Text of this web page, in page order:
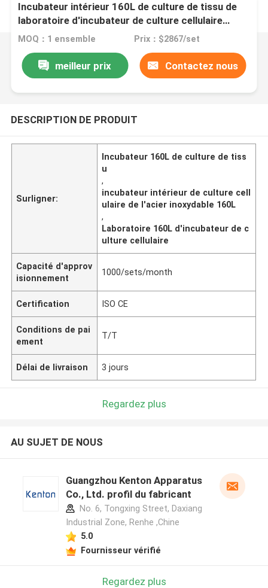
Incubateur intérieur 160L de culture de tissu de
laboratoire d'incubateur de culture cellulaire
d'acier inoxydable
MOQ：1 ensemble Prix：$2867/set
meilleur prix Contactez nous
DESCRIPTION DE PRODUIT
Surligner:
Incubateur 160L de culture de tiss
u
,
incubateur intérieur de culture cell
ulaire de l'acier inoxydable 160L
,
Laboratoire 160L d'incubateur de c
ulture cellulaire
Capacité d'approv
isionnement
1000/sets/month
Certification ISO CE
Conditions de pai
ement
T/T
Délai de livraison 3 jours
Regardez plus
AU SUJET DE NOUS
Guangzhou Kenton Apparatus
Co., Ltd. profil du fabricant
No. 6, Tongxing Street, Daxiang
Industrial Zone, Renhe ,Chine
5.0
Fournisseur vérifié
Regardez plus